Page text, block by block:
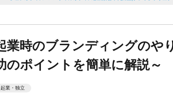
業時のブランディングのや
のポイントを簡単に解説～
起業・独立